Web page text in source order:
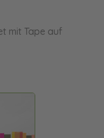
mit Tape auf